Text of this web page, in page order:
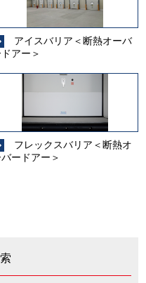
アイスバリア＜断熱オーバ
アー＞
フレックスバリア＜断熱オ
ードアー＞